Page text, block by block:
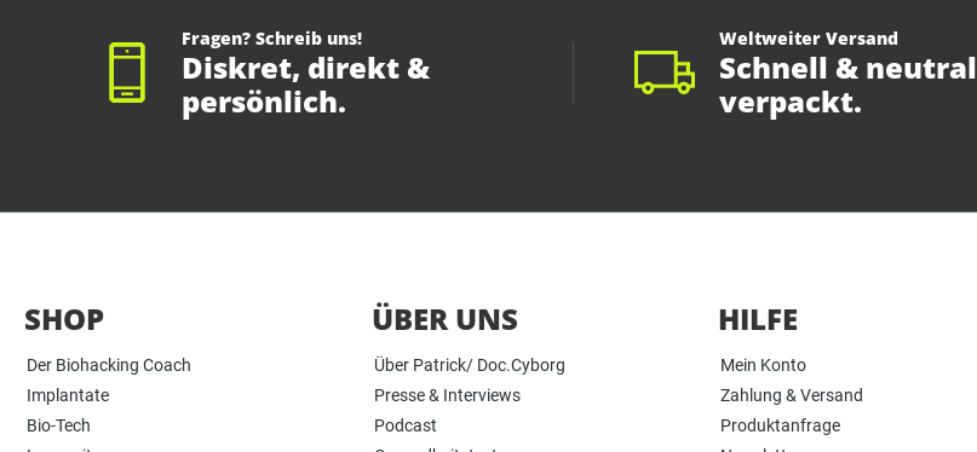
Fragen? Schreib uns!
Diskret, direkt &
persönlich.
Weltweiter Versand
Schnell & neutral
verpackt.
SHOP
Der Biohacking Coach
Implantate
Bio-Tech
ÜBER UNS
Über Patrick/ Doc.Cyborg
Presse & Interviews
Podcast
HILFE
Mein Konto
Zahlung & Versand
Produktanfrage